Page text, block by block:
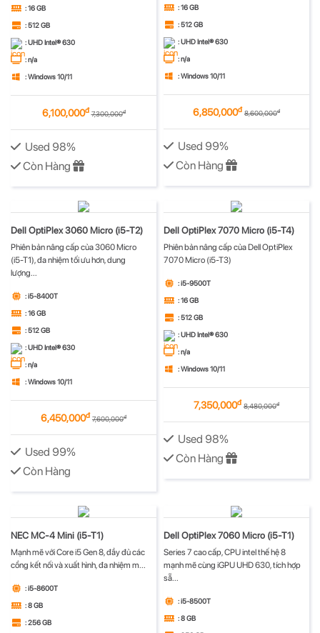
: 16 GB
: 512 GB
: UHD Intel® 630
: n/a
: Windows 10/11
6,100,000đ 7,300,000đ
Used 98%
Còn Hàng
: 16 GB
: 512 GB
: UHD Intel® 630
: n/a
: Windows 10/11
6,850,000đ 8,600,000đ
Used 99%
Còn Hàng
Dell OptiPlex 3060 Micro (i5-T2)
Phiên bản nâng cấp của 3060 Micro
(i5-T1), đa nhiệm tối ưu hơn, dung
lượng...
: i5-8400T
: 16 GB
: 512 GB
: UHD Intel® 630
: n/a
: Windows 10/11
6,450,000đ 7,600,000đ
Used 99%
Còn Hàng
Dell OptiPlex 7070 Micro (i5-T4)
Phiên bản nâng cấp của Dell OptiPlex
7070 Micro (i5-T3)
: i5-9500T
: 16 GB
: 512 GB
: UHD Intel® 630
: n/a
: Windows 10/11
7,350,000đ 8,480,000đ
Used 98%
Còn Hàng
NEC MC-4 Mini (i5-T1)
Mạnh mẽ với Core i5 Gen 8, đầy đủ các
cổng kết nối và xuất hình, đa nhiệm m...
: i5-8600T
: 8 GB
: 256 GB
Dell OptiPlex 7060 Micro (i5-T1)
Series 7 cao cấp, CPU intel thế hệ 8
mạnh mẽ cùng iGPU UHD 630, tích hợp
sẵ...
: i5-8500T
: 8 GB